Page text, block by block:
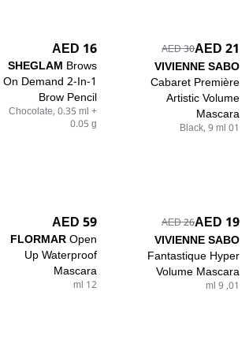
21 AED
30 AED
VIVIENNE SABO
Cabaret Première
Artistic Volume
Mascara
01 Black, 9 ml
16 AED
SHEGLAM Brows
On Demand 2-In-1
Brow Pencil
Chocolate, 0.35 ml +
0.05 g
19 AED
26 AED
VIVIENNE SABO
Fantastique Hyper
Volume Mascara
01, 9 ml
59 AED
FLORMAROpen
Up Waterproof
Mascara
12 ml